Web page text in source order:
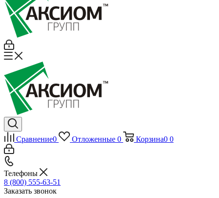
Сравнение0 Отложенные 0 Корзина0 0
Телефоны
8 (800) 555-63-51
Заказать звонок